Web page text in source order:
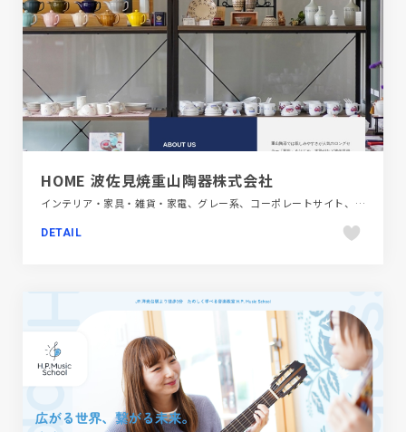
HOME 波佐見焼重山陶器株式会社
インテリア・家具・雑貨・家電、グレー系、コーポレートサイト、シンプル、スクロールエフェクト、スタイリッシュ、ナチュラル、フラットデザイン、ブルー系、ホワイト系、大きめ写真
DETAIL